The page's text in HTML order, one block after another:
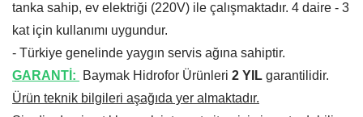
tanka sahip, ev elektriği (220V) ile çalışmaktadır. 4 daire - 3
kat için kullanımı uygundur.
- Türkiye genelinde yaygın servis ağına sahiptir.
GARANTİ:
Baymak Hidrofor Ürünleri 2 YIL garantilidir.
Ürün teknik bilgileri aşağıda yer almaktadır.